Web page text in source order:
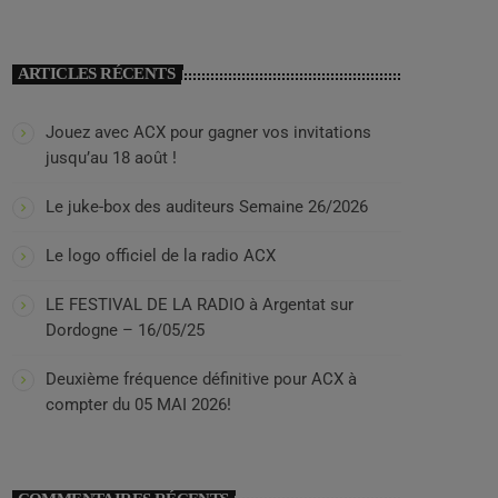
ARTICLES RÉCENTS
Jouez avec ACX pour gagner vos invitations
jusqu’au 18 août !
Le juke-box des auditeurs Semaine 26/2026
Le logo officiel de la radio ACX
LE FESTIVAL DE LA RADIO à Argentat sur
Dordogne – 16/05/25
Deuxième fréquence définitive pour ACX à
compter du 05 MAI 2026!